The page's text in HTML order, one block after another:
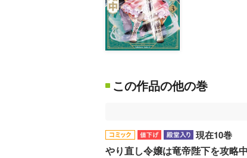
この作品の他の巻
現在10巻
やり直し令嬢は竜帝陛下を攻略中